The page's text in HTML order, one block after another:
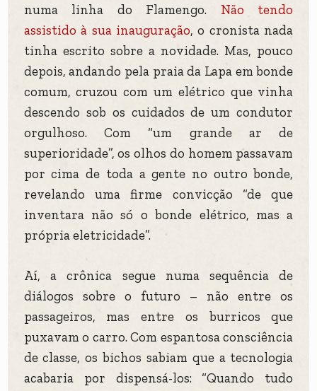
numa linha do Flamengo. Não tendo
assistido à sua inauguração, o cronista nada
tinha escrito sobre a novidade. Mas, pouco
depois, andando pela praia da Lapa em bonde
comum, cruzou com um elétrico que vinha
descendo sob os cuidados de um condutor
orgulhoso. Com “um grande ar de
superioridade”, os olhos do homem passavam
por cima de toda a gente no outro bonde,
revelando uma firme convicção “de que
inventara não só o bonde elétrico, mas a
própria eletricidade”.
Aí, a crônica segue numa sequência de
diálogos sobre o futuro – não entre os
passageiros, mas entre os burricos que
puxavam o carro. Com espantosa consciência
de classe, os bichos sabiam que a tecnologia
acabaria por dispensá-los: “Quando tudo